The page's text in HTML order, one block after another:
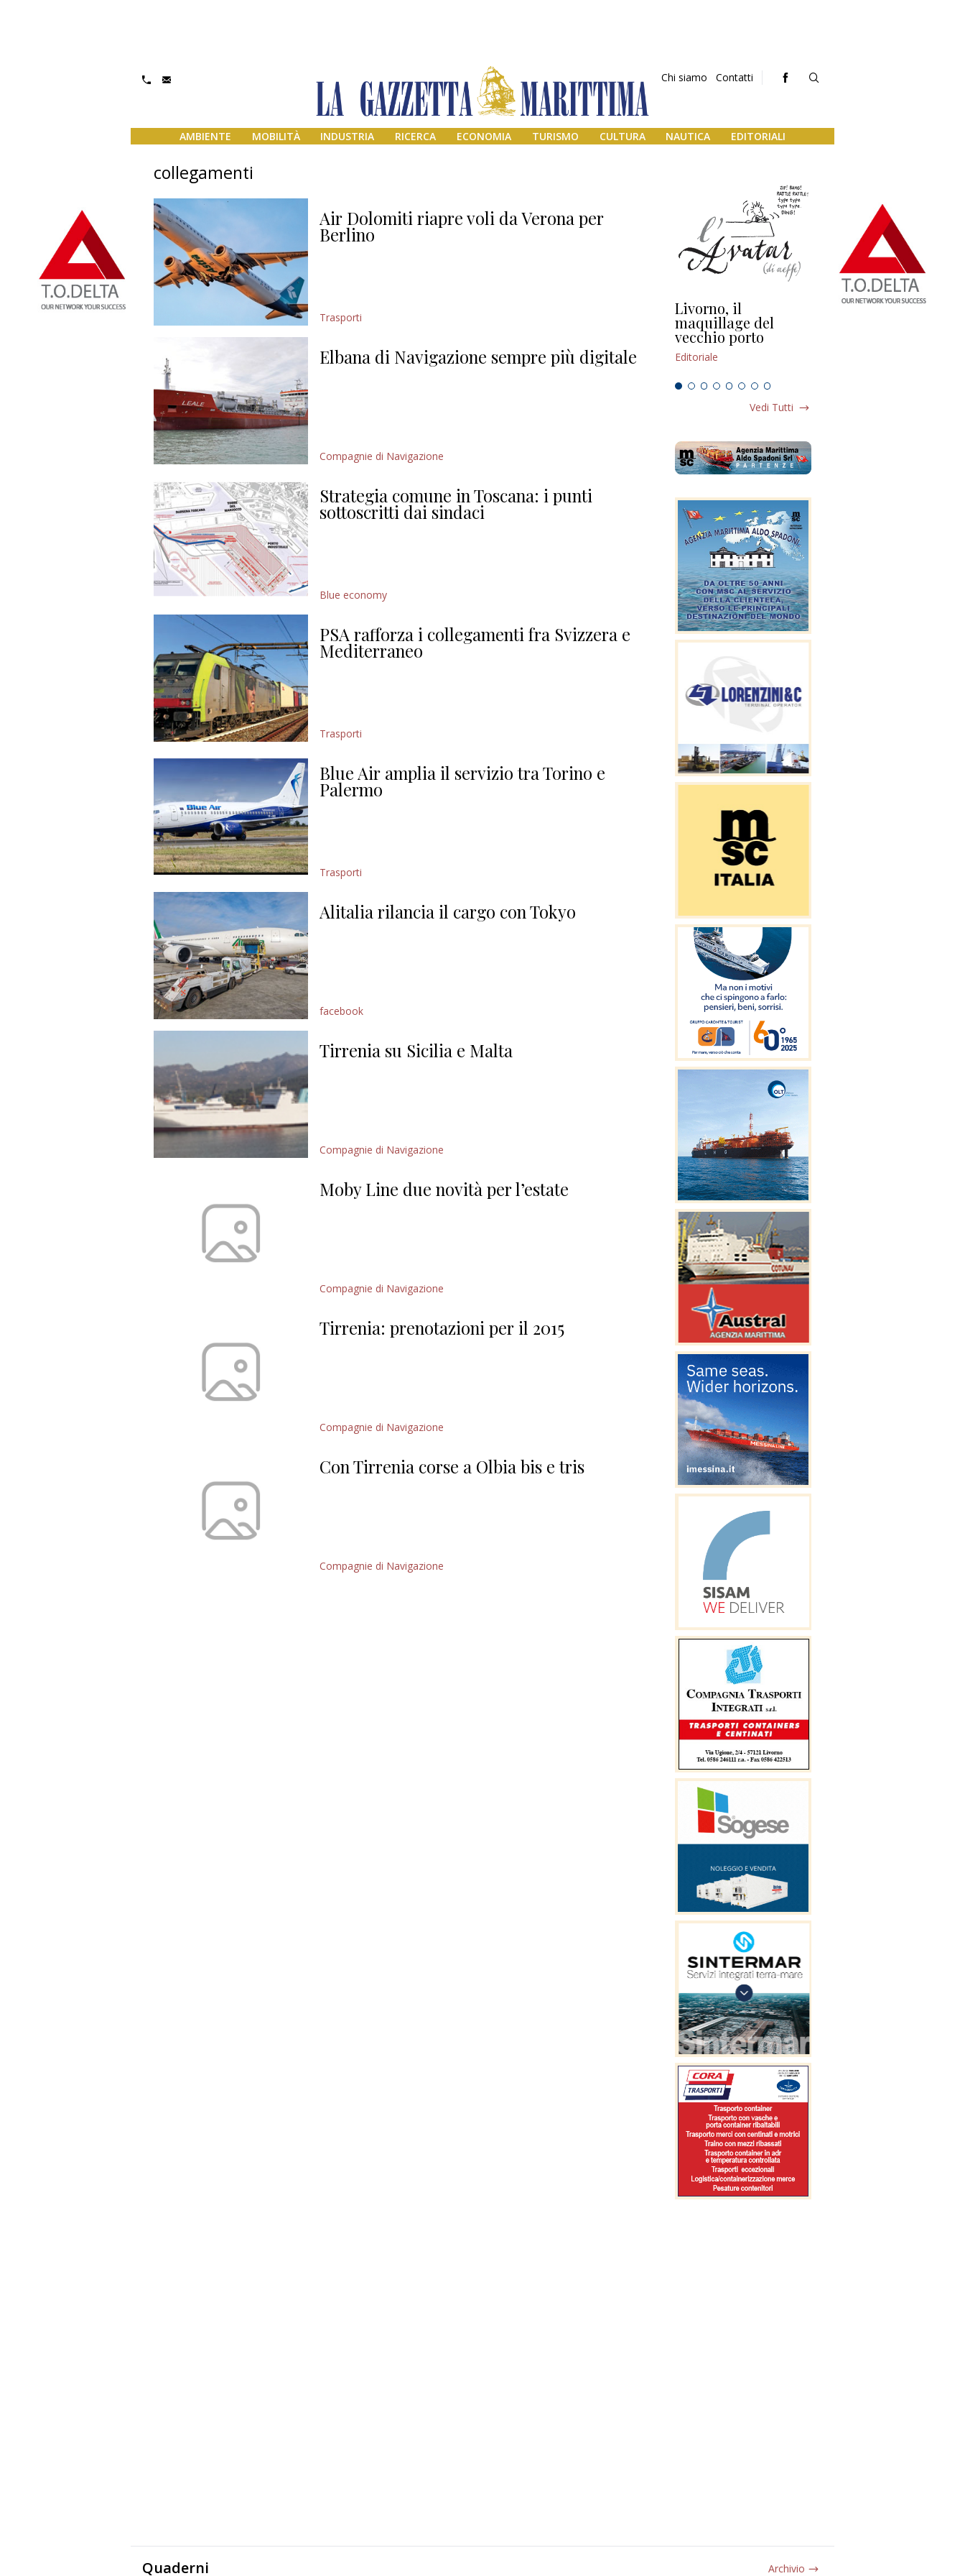
Chi siamo Contatti
AMBIENTE MOBILITÀ INDUSTRIA RICERCA ECONOMIA TURISMO CULTURA NAUTICA EDITORIALI
collegamenti
Air Dolomiti riapre voli da Verona per
Berlino
Trasporti
Elbana di Navigazione sempre più digitale
Compagnie di Navigazione
Strategia comune in Toscana: i punti
sottoscritti dai sindaci
Blue economy
PSA rafforza i collegamenti fra Svizzera e
Mediterraneo
Trasporti
Blue Air amplia il servizio tra Torino e
Palermo
Trasporti
Alitalia rilancia il cargo con Tokyo
facebook
Tirrenia su Sicilia e Malta
Compagnie di Navigazione
Moby Line due novità per l’estate
Compagnie di Navigazione
Tirrenia: prenotazioni per il 2015
Compagnie di Navigazione
Con Tirrenia corse a Olbia bis e tris
Compagnie di Navigazione
Livorno, il
maquillage del
vecchio porto
Editoriale
L’uscita di scena di
Vedi Tutti
Quaderni Archivio